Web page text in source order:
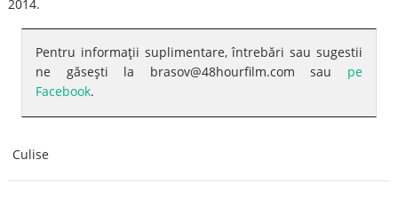
2014.
Pentru informaţii suplimentare, întrebări sau sugestii
ne găseşti la brasov@48hourfilm.com sau pe
Facebook.
Culise